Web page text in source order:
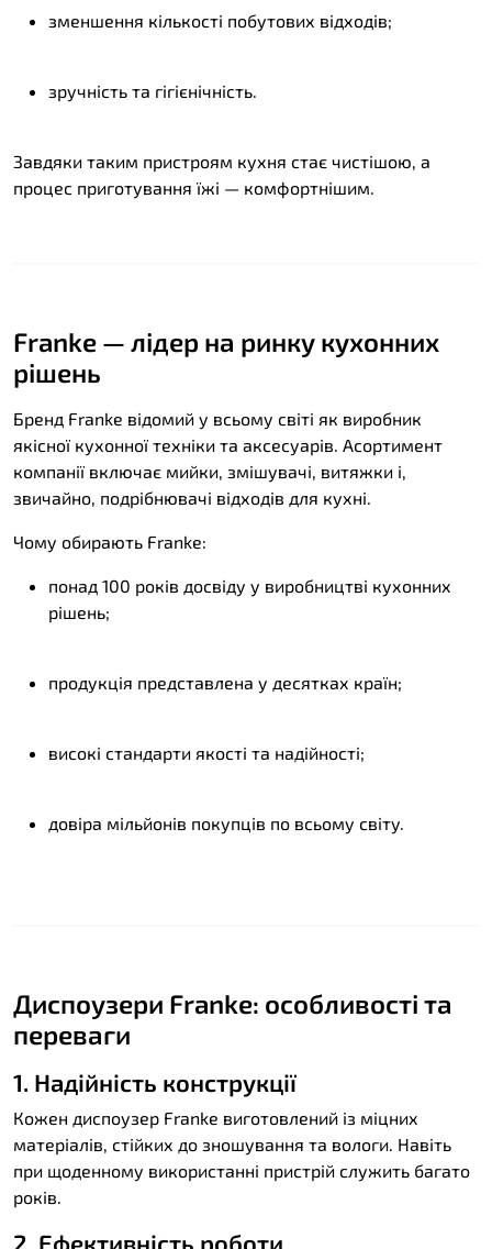
зменшення кількості побутових відходів;
зручність та гігієнічність.
Завдяки таким пристроям кухня стає чистішою, а
процес приготування їжі — комфортнішим.
Franke — лідер на ринку кухонних
рішень
Бренд Franke відомий у всьому світі як виробник
якісної кухонної техніки та аксесуарів. Асортимент
компанії включає мийки, змішувачі, витяжки і,
звичайно, подрібнювачі відходів для кухні.
Чому обирають Franke:
понад 100 років досвіду у виробництві кухонних
рішень;
продукція представлена у десятках країн;
високі стандарти якості та надійності;
довіра мільйонів покупців по всьому світу.
Диспоузери Franke: особливості та
переваги
1. Надійність конструкції
Кожен диспоузер Franke виготовлений із міцних
матеріалів, стійких до зношування та вологи. Навіть
при щоденному використанні пристрій служить багато
років.
2. Ефективність роботи